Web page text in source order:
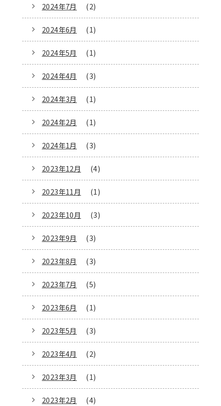
2024年7月 (2)
2024年6月 (1)
2024年5月 (1)
2024年4月 (3)
2024年3月 (1)
2024年2月 (1)
2024年1月 (3)
2023年12月 (4)
2023年11月 (1)
2023年10月 (3)
2023年9月 (3)
2023年8月 (3)
2023年7月 (5)
2023年6月 (1)
2023年5月 (3)
2023年4月 (2)
2023年3月 (1)
2023年2月 (4)